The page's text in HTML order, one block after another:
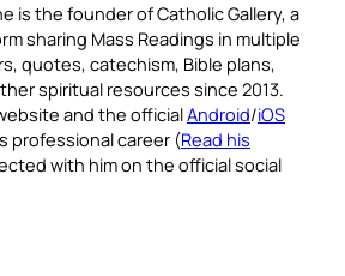
is the founder of Catholic Gallery, a
sharing Mass Readings in multiple
quotes, catechism, Bible plans,
spiritual resources since 2013.
and the officialAndroid/iOS
professional career (Read his
with him on the official social